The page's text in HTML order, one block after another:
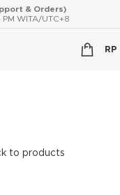
& Orders)
WITA/UTC+8
RP
to products